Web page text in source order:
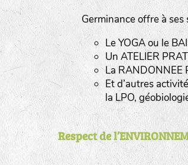
Germinance offre à
Le YOGA ou le
Un ATELIER
La RANDONNEE
Et d’autres
la LPO,
Respect de